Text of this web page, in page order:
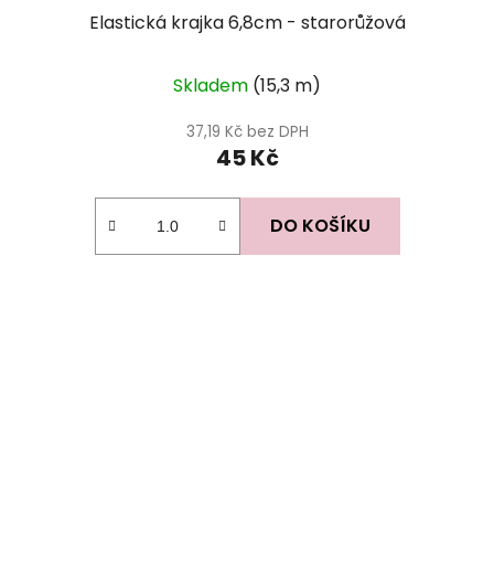
Elastická krajka 6,8cm - starorůžová
Skladem (15,3 m)
37,19 Kč bez DPH
45 Kč
DO KOŠÍKU